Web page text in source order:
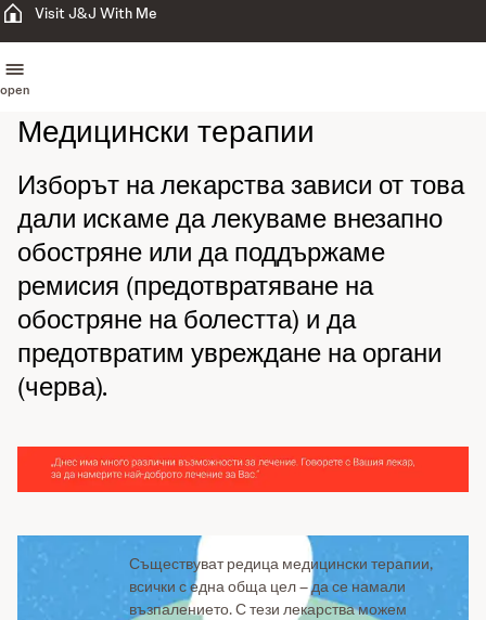
Visit J&J With Me
open
Медицински терапии
Изборът на лекарства зависи от това
дали искаме да лекуваме внезапно
обостряне или да поддържаме
ремисия (предотвратяване на
обостряне на болестта) и да
предотвратим увреждане на органи
(черва).
Съществуват редица медицински терапии,
всички с една обща цел – да се намали
възпалението. С тези лекарства можем